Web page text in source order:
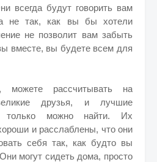
всегда будут говорить вам
не так, как вы бы хотели
не позволит вам забыть
вместе, вы будете всем для
рассчитывать на
друзья, и лучшие
только можно найти. Их
и расслаблены, что они
себя так, как будто вы
могут сидеть дома, просто